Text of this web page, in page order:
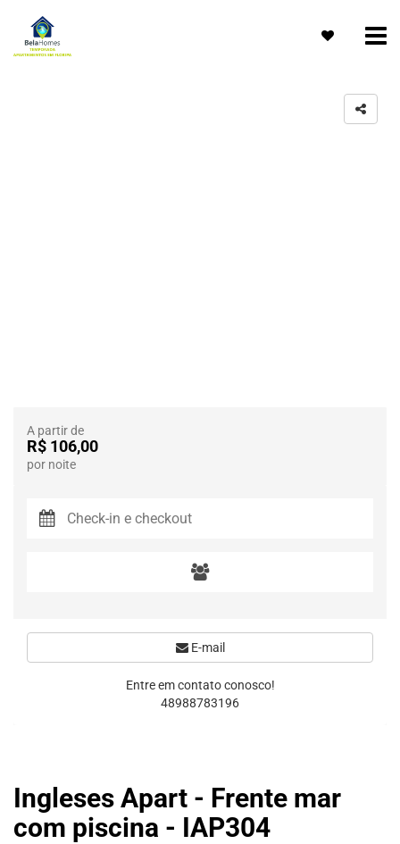
Ingleses Apart - Frente mar
com piscina - IAP304
A partir de
R$ 106,00
por noite
E-mail
Entre em contato conosco!
48988783196